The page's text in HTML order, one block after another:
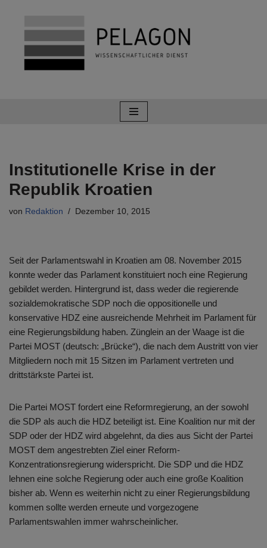
Zum
Inhalt
springen
Institutionelle Krise in der
Republik Kroatien
von Redaktion Dezember 10, 2015
Seit der Parlamentswahl in Kroatien am 08. November 2015
konnte weder das Parlament konstituiert noch eine Regierung
gebildet werden. Hintergrund ist, dass weder die regierende
sozialdemokratische SDP noch die oppositionelle und
konservative HDZ eine ausreichende Mehrheit im Parlament für
eine Regierungsbildung haben. Zünglein an der Waage ist die
Partei MOST (deutsch: „Brücke“), die nach dem Austritt von vier
Mitgliedern noch mit 15 Sitzen im Parlament vertreten und
drittstärkste Partei ist.
Die Partei MOST fordert eine Reformregierung, an der sowohl
die SDP als auch die HDZ beteiligt ist. Eine Koalition nur mit der
SDP oder der HDZ wird abgelehnt, da dies aus Sicht der Partei
MOST dem angestrebten Ziel einer Reform-
Konzentrationsregierung widerspricht. Die SDP und die HDZ
lehnen eine solche Regierung oder auch eine große Koalition
bisher ab. Wenn es weiterhin nicht zu einer Regierungsbildung
kommen sollte werden erneute und vorgezogene
Parlamentswahlen immer wahrscheinlicher.